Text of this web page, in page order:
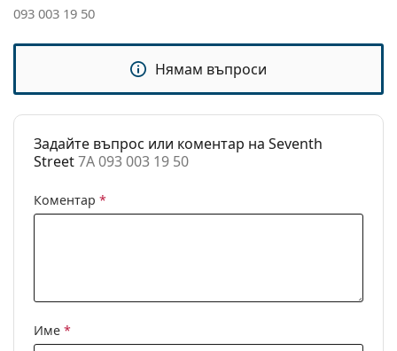
инструкциите преди употреба.
рамо до рамо:
подложки за
нос:
панти:
Кутия:
Да
093 003 19 50
Нямам въпроси
Задайте въпрос или коментар на Seventh
Street7A 093 003 19 50
Коментар *
Име *